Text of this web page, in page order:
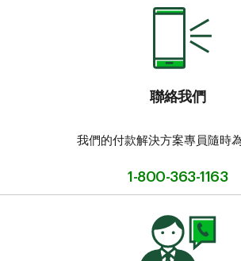
聯絡我們
我們的付款解決方案專員隨時
1-800-363-1163